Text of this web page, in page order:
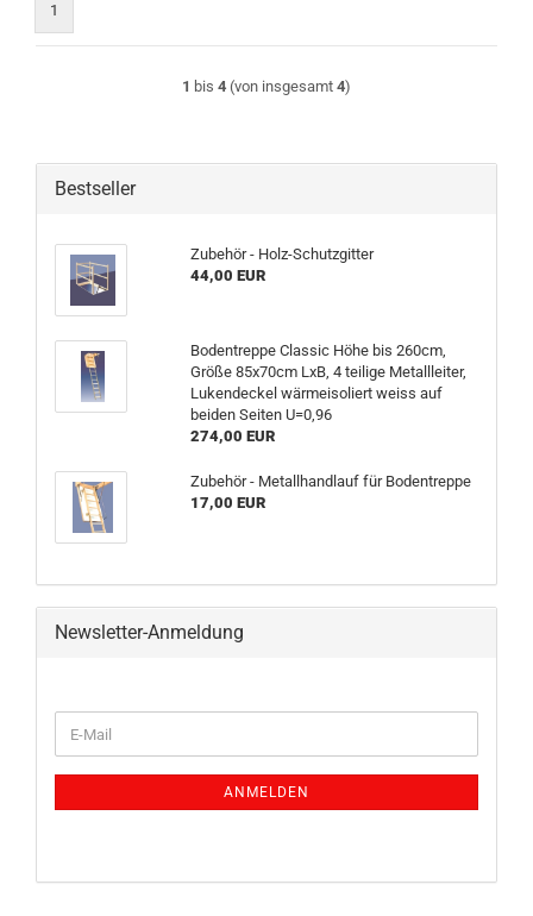
1
1 bis 4 (von insgesamt 4)
Bestseller
Zubehör - Holz-Schutzgitter
44,00 EUR
Bodentreppe Classic Höhe bis 260cm,
Größe 85x70cm LxB, 4 teilige Metallleiter,
Lukendeckel wärmeisoliert weiss auf
beiden Seiten U=0,96
274,00 EUR
Zubehör - Metallhandlauf für Bodentreppe
17,00 EUR
Newsletter-Anmeldung
ZUR
E-
Mail
ANMELDEN